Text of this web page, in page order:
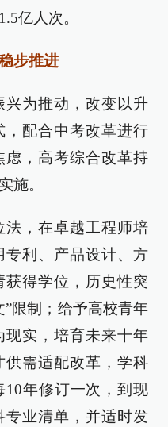
亿人次。
步推进
兴为推动，改变以升
，配合中考改革进行
虑，高考综合改革持
施。
法，在卓越工程师培
专利、产品设计、方
得学位，历史性突
限制；给予高校青年
现实，培育未来十年
供需适配改革，学科
年修订一次，到现
专业清单，并适时发